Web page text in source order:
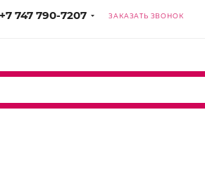
+7 747 790-7207 ЗАКАЗАТЬ ЗВОНОК